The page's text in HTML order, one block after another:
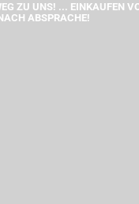
ZU UNS! ... EINKAUFEN
ABSPRACHE!